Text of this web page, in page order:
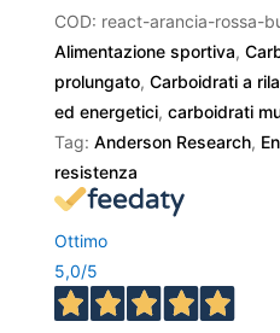
COD: react-arancia-rossa-
Alimentazione sportiva,
prolungato, Carboidrati a
ed energetici, carboidrati
Tag: Anderson Research,
resistenza
Ottimo
5,0/5